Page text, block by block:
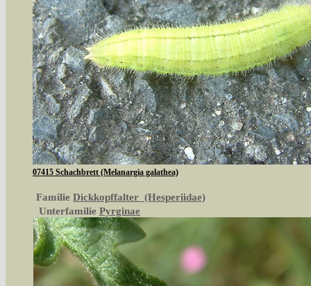
07415 Schachbrett (Melanargia galathea)
Familie Dickkopffalter (Hesperiidae)
Unterfamilie Pyrginae